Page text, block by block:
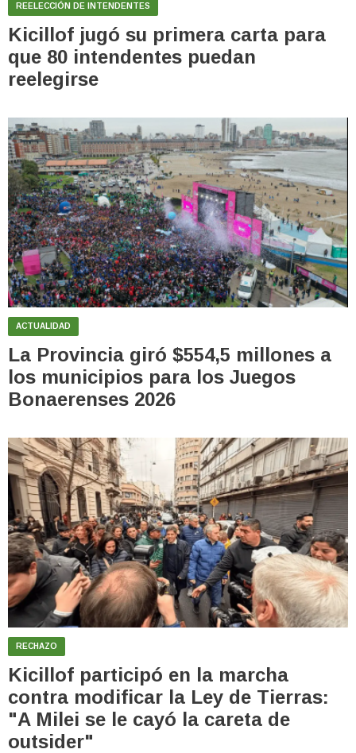
REELECCIÓN DE INTENDENTES
Kicillof jugó su primera carta para
que 80 intendentes puedan
reelegirse
ACTUALIDAD
La Provincia giró $554,5 millones a
los municipios para los Juegos
Bonaerenses 2026
RECHAZO
Kicillof participó en la marcha
contra modificar la Ley de Tierras:
"A Milei se le cayó la careta de
outsider"